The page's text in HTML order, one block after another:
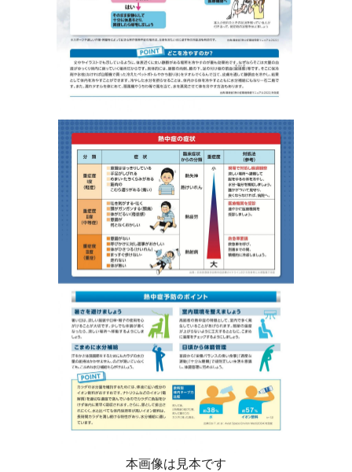
本画像は見本です